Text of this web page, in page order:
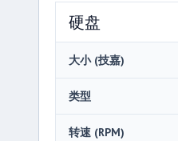
硬盘
大小 (技嘉)
类型
转速 (RPM)